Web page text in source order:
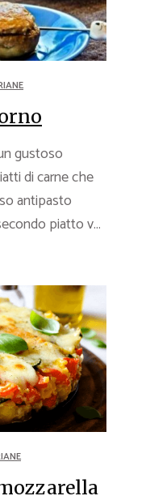
gustoso
di carne che
antipasto
piatto v...